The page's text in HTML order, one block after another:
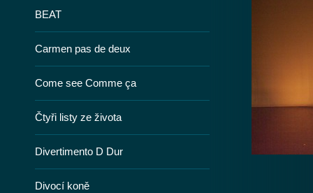
BEAT
Carmen pas de deux
Come see Comme ça
Čtyři listy ze života
Divertimento D Dur
Divocí koně